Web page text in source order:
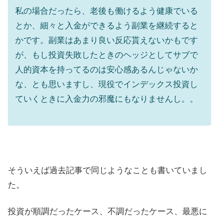
私の場合だったら、老後も働けるよう健康でいる
とか、細々と入金ができるよう副業を継続すると
かです。副業はあまり良い反応貰えないかもです
が、もし投資失敗したときのヘッジとしてサブで
人的資本を持ってるのは安心感あるんじゃないか
な、とも思いますし、現役でインデックス投資し
ていくときに入金力の邪魔にもなりませんし。。
そういえば過去記事で同じようなことも書いていまし
た。
投資が順調だったケース、不調だったケース、最悪に